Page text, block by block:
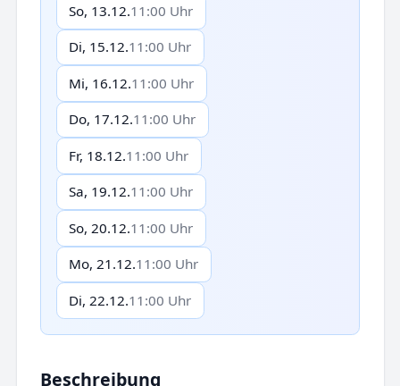
So, 13.12.11:00 Uhr
Di, 15.12.11:00 Uhr
Mi, 16.12.11:00 Uhr
Do, 17.12.11:00 Uhr
Fr, 18.12.11:00 Uhr
Sa, 19.12.11:00 Uhr
So, 20.12.11:00 Uhr
Mo, 21.12.11:00 Uhr
Di, 22.12.11:00 Uhr
Beschreibung